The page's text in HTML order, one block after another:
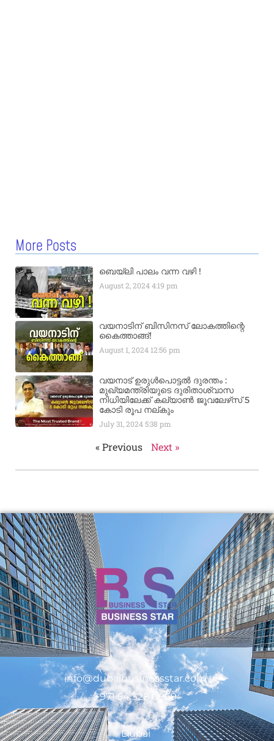
More Posts
ബെയ്‌ലി പാലം വന്ന വഴി !
August 2, 20244:19 pm
വയനാടിന് ബിസിനസ് ലോകത്തിന്റെ
കൈത്താങ്ങ്!
August 1, 2024 12:56 pm
വയനാട് ഉരുള്‍പൊട്ടൽ ദുരന്തം :
മുഖ്യമന്ത്രിയുടെ ദുരിതാശ്വാസ
നിധിയിലേക്ക് കല്യാണ്‍ ജൂവലേഴ്‌സ് 5
കോടി രൂപ നല്‌കും
July 31, 20245:38 pm
« Previous Next »
info@dubaibusinessstar.com
+971 54 328 0969
Dubai